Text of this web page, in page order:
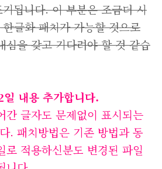
됩니다. 이 부분은 조금더 시
글화 패치가 가능할 것으로
심을 갖고 기다려야 할 것 같습
내용 추가합니다.
간 글자도 문제없이 표시되는
. 패치방법은 기존 방법과 동
로 적용하신분도 변경된 파일